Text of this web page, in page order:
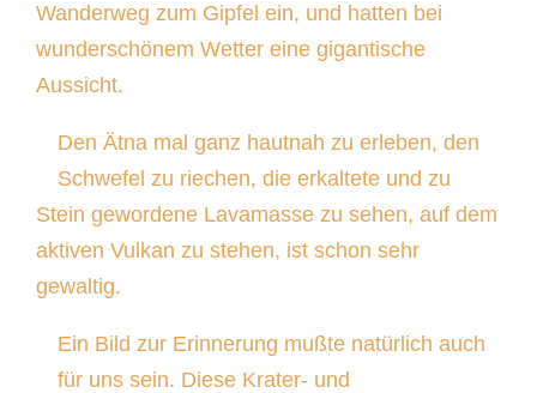
Wanderweg zum Gipfel ein, und hatten bei
wunderschönem Wetter eine gigantische
Aussicht.
Den Ätna mal ganz hautnah zu erleben, den
Schwefel zu riechen, die erkaltete und zu
Stein gewordene Lavamasse zu sehen, auf dem
aktiven Vulkan zu stehen, ist schon sehr
gewaltig.
Ein Bild zur Erinnerung mußte natürlich auch
für uns sein. Diese Krater- und